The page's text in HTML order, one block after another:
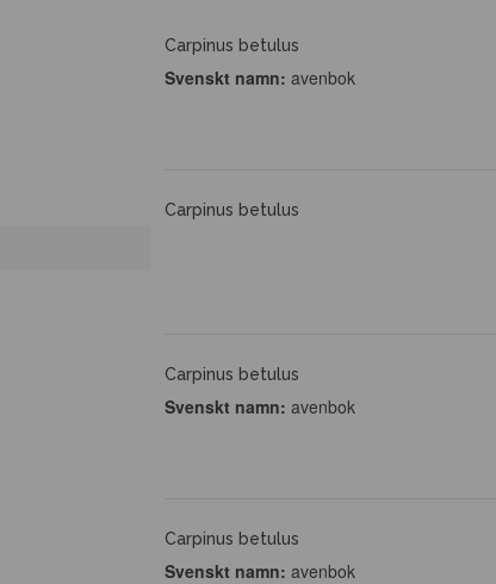
Carpinus betulus
Svenskt namn: avenbok
Carpinus betulus
Carpinus betulus
Svenskt namn: avenbok
Carpinus betulus
Svenskt namn: avenbok